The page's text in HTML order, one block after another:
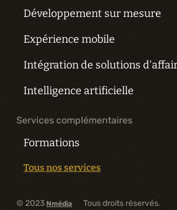
Développement sur mesure
Expérience mobile
Intégration de solutions
Intelligence artificielle
Services complémentaires
Formations
Tous nos services
© 2023 Nmédia Tous droits réservés.